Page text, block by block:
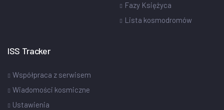
Fazy Księżyca
Lista kosmodromów
ISS Tracker
Współpraca z serwisem
Wiadomości kosmiczne
Ustawienia